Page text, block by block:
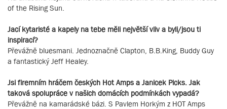
of the Rising Sun.
Jací kytaristé a kapely na tebe měli největší vliv a byli/jsou ti
inspirací?
Převážně bluesmani. Jednoznačně Clapton, B.B.King, Buddy Guy
a fantastický Jeff Healey.
Jsi firemním hráčem českých Hot Amps a Janicek Picks. Jak
taková spolupráce v našich domácích podmínkách vypadá?
Převážně na kamarádské bázi. S Pavlem Horkým z HOT Amps